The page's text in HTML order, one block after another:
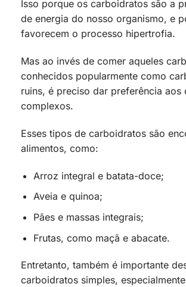
Isso porque os carboidratos são a
de energia do nosso organismo, e
favorecem o processo hipertrofia.
Mas ao invés de comer aqueles
conhecidos popularmente como
ruins, é preciso dar preferência aos
complexos.
Esses tipos de carboidratos são
alimentos, como:
Arroz integral e batata-doce;
Aveia e quinoa;
Pães e massas integrais;
Frutas, como maçã e abacate.
Entretanto, também é importante
carboidratos simples,